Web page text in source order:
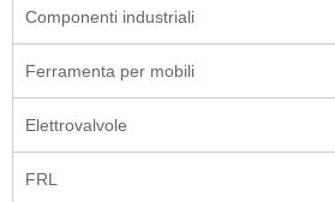
Componenti industriali
Ferramenta per mobili
Elettrovalvole
FRL